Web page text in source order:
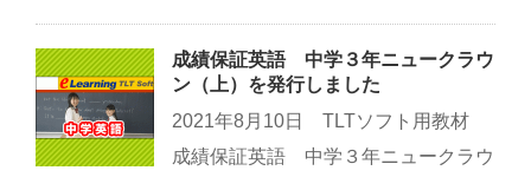
成績保証英語 中学３年ニュークラウ
ン（上）を発行しました
2021年8月10日 TLTソフト用教材
成績保証英語 中学３年ニュークラウ